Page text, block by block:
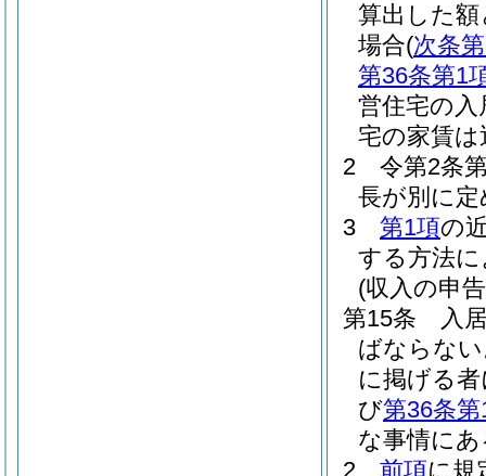
算出した
場合(次条
第36条第1
営住宅の
宅の家賃
2
令第2条
長が別に
3
第1項の
する方法
(収入の申
第15条
入
ばならな
に掲げる
び第36条第
な事情に
2
前項に規